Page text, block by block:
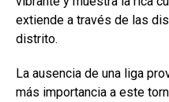
extiende a través de las
distrito.
La ausencia de una liga
más importancia a este